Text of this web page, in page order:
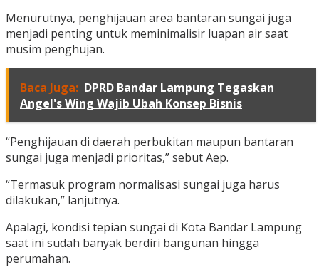
Menurutnya, penghijauan area bantaran sungai juga
menjadi penting untuk meminimalisir luapan air saat
musim penghujan.
Baca Juga: DPRD Bandar Lampung Tegaskan
Angel's Wing Wajib Ubah Konsep Bisnis
“Penghijauan di daerah perbukitan maupun bantaran
sungai juga menjadi prioritas,” sebut Aep.
“Termasuk program normalisasi sungai juga harus
dilakukan,” lanjutnya.
Apalagi, kondisi tepian sungai di Kota Bandar Lampung
saat ini sudah banyak berdiri bangunan hingga
perumahan.